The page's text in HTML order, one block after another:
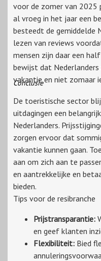
voor de zomer van
al vroeg in het jaar een
besteedt de gemiddelde
lezen van reviews
mensen zijn daar een
bewijst dat Nederlanders
vakantie en niet zomaar
Conclusie
De toeristische sector
uitdagingen een
Nederlanders.
zorgen ervoor dat
vakantie kunnen gaan.
aan om zich aan te
en aantrekkelijke en
bieden.
Tips voor de resibranche
Prijstransparantie:
en geef klanten
Flexibiliteit: Bied